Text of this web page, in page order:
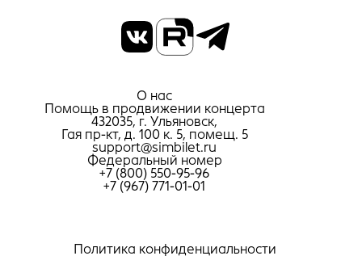
О нас
Помощь в продвижении концерта
432035, г. Ульяновск,
Гая пр-кт, д. 100 к. 5, помещ. 5
support@simbilet.ru
Федеральный номер
+7 (800) 550-95-96
+7 (967) 771-01-01
Политика конфиденциальности